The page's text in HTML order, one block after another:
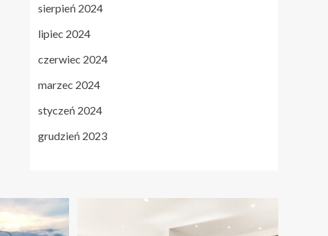
sierpień 2024
lipiec 2024
czerwiec 2024
marzec 2024
styczeń 2024
grudzień 2023